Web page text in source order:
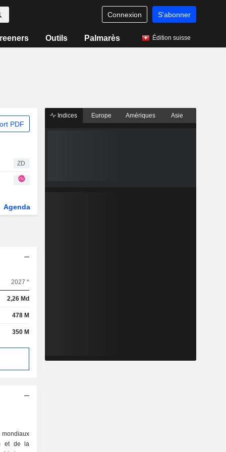
Connexion S'abonner
Outils Palmarès Édition suisse
PDF
ZD
Agenda
2027 *
2,26 Md
478 M
350 M
et de la
Indices Europe Amériques Asie